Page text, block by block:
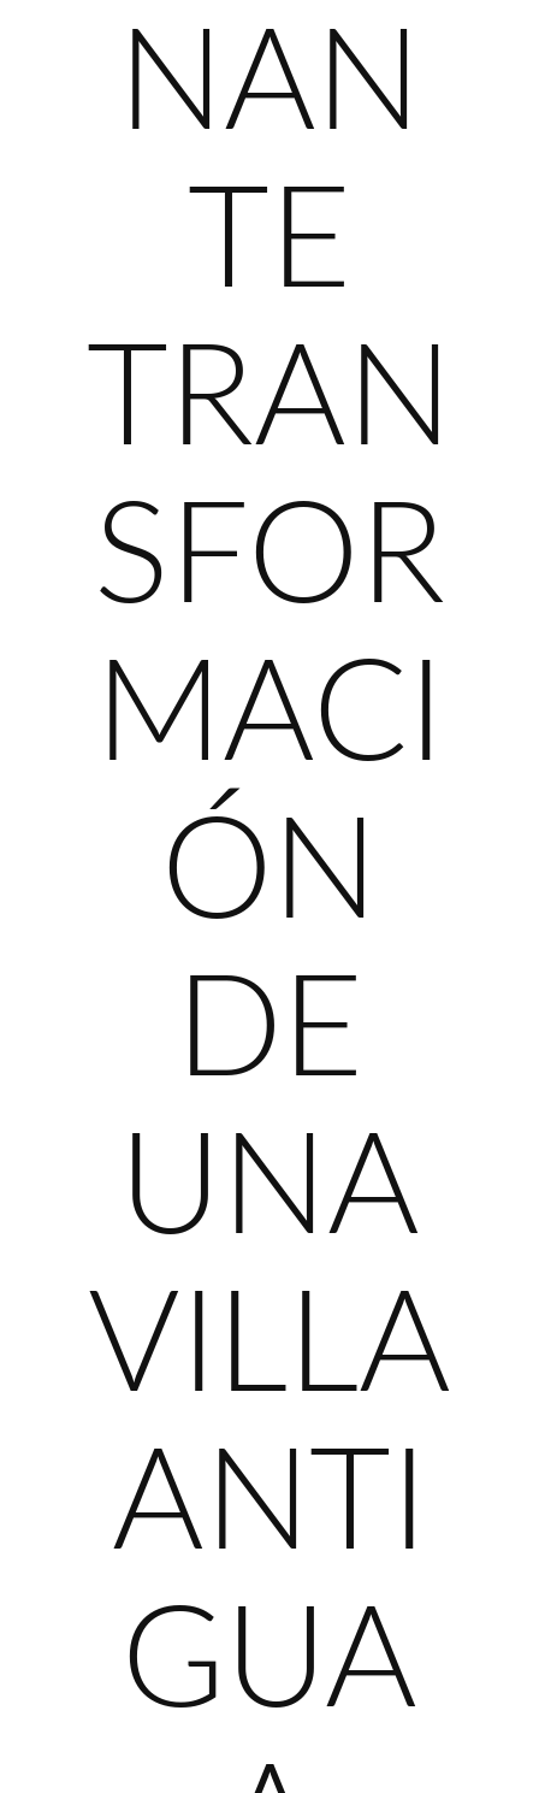
NAN
TE
TRAN
SFOR
MACI
ÓN
DE
UNA
VILLA
ANTI
GUA